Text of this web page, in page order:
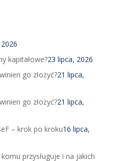
kapitałowe?23 lipca, 2026
go złożyć?21 lipca,
go złożyć?21 lipca,
– krok po kroku16 lipca,
przysługuje i na jakich